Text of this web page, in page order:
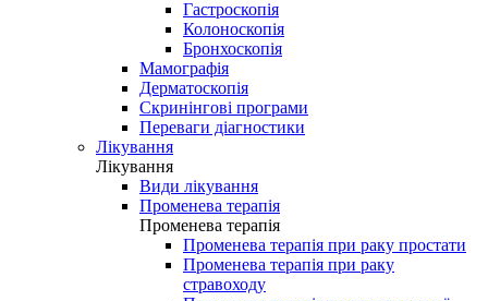
Гастроскопія
Колоноскопія
Бронхоскопія
Мамографія
Дерматоскопія
Скринінгові програми
Переваги діагностики
Лікування
Лікування
Види лікування
Променева терапія
Променева терапія
Променева терапія при раку простати
Променева терапія при раку
стравоходу